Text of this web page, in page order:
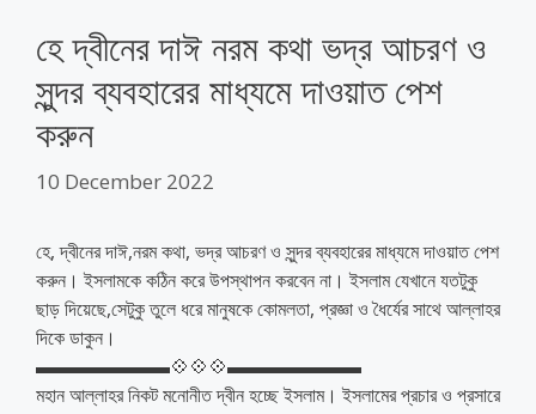
হে দ্বীনের দাঈ নরম কথা ভদ্র আচরণ ও
সুন্দর ব্যবহারের মাধ্যমে দাওয়াত পেশ
করুন
10 December 2022
হে, দ্বীনের দাঈ,নরম কথা, ভদ্র আচরণ ও সুন্দর ব্যবহারের মাধ্যমে দাওয়াত পেশ
করুন। ইসলামকে কঠিন করে উপস্থাপন করবেন না। ইসলাম যেখানে যতটুকু
ছাড় দিয়েছে,সেটুকু তুলে ধরে মানুষকে কোমলতা, প্রজ্ঞা ও ধৈর্যের সাথে আল্লাহর
দিকে ডাকুন।
▬▬▬▬▬▬▬💠💠💠▬▬▬▬▬▬▬
মহান আল্লাহর নিকট মনোনীত দ্বীন হচ্ছে ইসলাম। ইসলামের প্রচার ও প্রসারে